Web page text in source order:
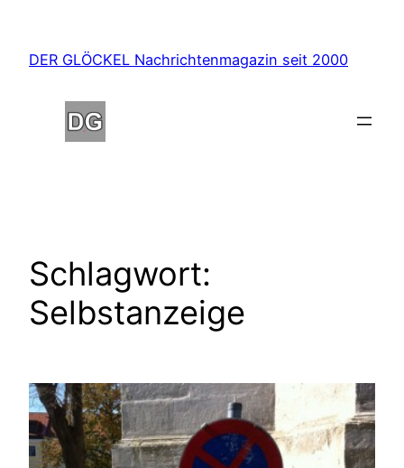
springen
DER GLÖCKEL Nachrichtenmagazin seit 2000
Schlagwort:
Selbstanzeige